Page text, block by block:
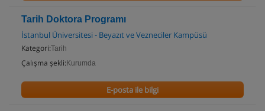
Tarih Doktora Programı
İstanbul Üniversitesi - Beyazıt ve Vezneciler Kampüsü
Kategori:Tarih
Çalışma şekli: Kurumda
E-posta ile bilgi